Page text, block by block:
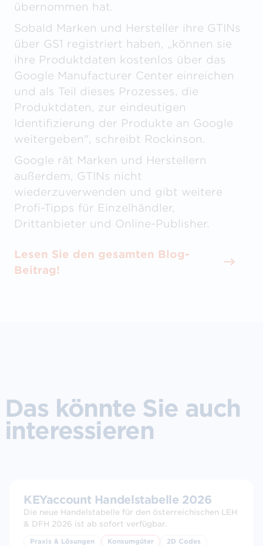
übernommen hat.
Sobald Marken und Hersteller ihre GTINs
über GS1 registriert haben, „können sie
ihre Produktdaten kostenlos über das
Google Manufacturer Center einreichen
und als Teil dieses Prozesses, die
Produktdaten, zur eindeutigen
Identifizierung der Produkte an Google
weitergeben", schreibt Rockinson.
Google rät Marken und Herstellern
außerdem, GTINs nicht
wiederzuverwenden und gibt weitere
Profi-Tipps für Einzelhändler,
Drittanbieter und Online-Publisher.
Lesen Sie den gesamten Blog-
Beitrag!
Das könnte Sie auch
interessieren
KEYaccount Handelstabelle 2026
Die neue Handelstabelle für den österreichischen LEH
& DFH 2026 ist ab sofort verfügbar.
Praxis & Lösungen Konsumgüter 2D Codes